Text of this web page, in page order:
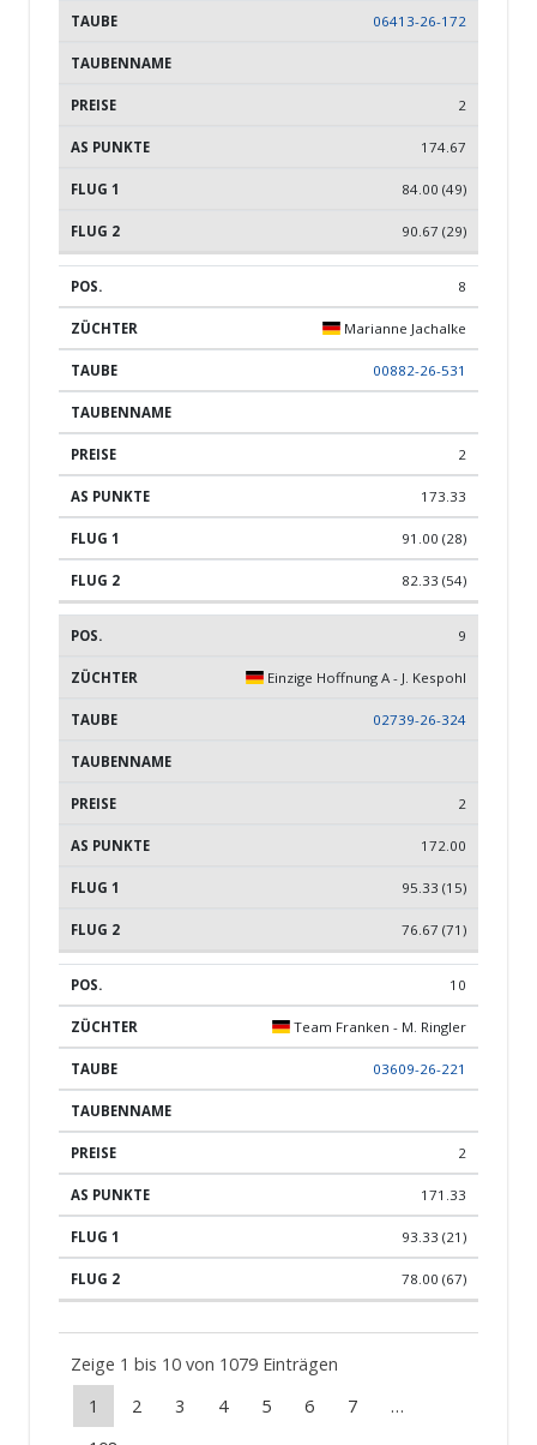
06413-26-172
2
174.67
84.00 (49)
90.67 (29)
8
Marianne Jachalke
00882-26-531
2
173.33
91.00 (28)
82.33 (54)
9
Einzige Hoffnung A - J. Kespohl
02739-26-324
2
172.00
95.33 (15)
76.67 (71)
10
Team Franken - M. Ringler
03609-26-221
2
171.33
93.33 (21)
78.00 (67)
Zeige 1 bis 10 von 1079 Einträgen
1
2 3 4 5 6 7
…